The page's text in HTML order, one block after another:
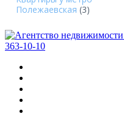
Полежаевская (3)
363-10-10